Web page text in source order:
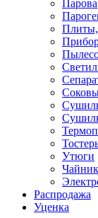
Плиты,
Утюги
Распродажа
Уценка